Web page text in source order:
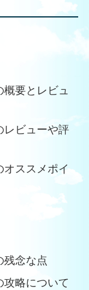
概要とレビュ
レビューや評
オススメポイ
残念な点
攻略について